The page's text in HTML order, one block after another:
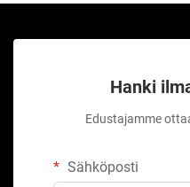
Hanki
Edustajamme
Sähköposti